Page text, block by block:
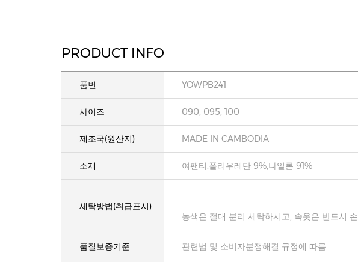
PRODUCT INFO
품번 YOWPB241
사이즈 090, 095, 100
제조국(원산지) MADE IN CAMBODIA
소재 여팬티:폴리우레탄 9%,나일론 91%
세탁방법(취급표시)
농색은 절대 분리 세탁하시고, 속옷은 반드시
품질보증기준 관련법 및 소비자분쟁해결 규정에 따름